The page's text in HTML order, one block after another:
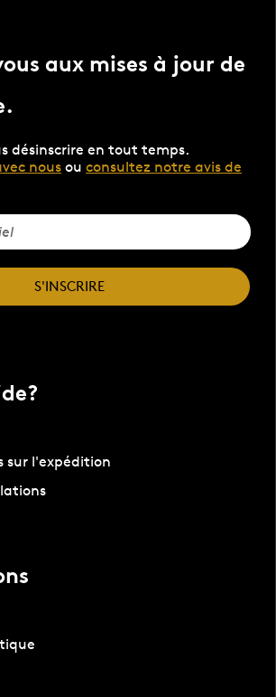
aux mises à jour de
désinscrire en tout temps.
nous ou consultez notre avis de
S'INSCRIRE
sur l'expédition